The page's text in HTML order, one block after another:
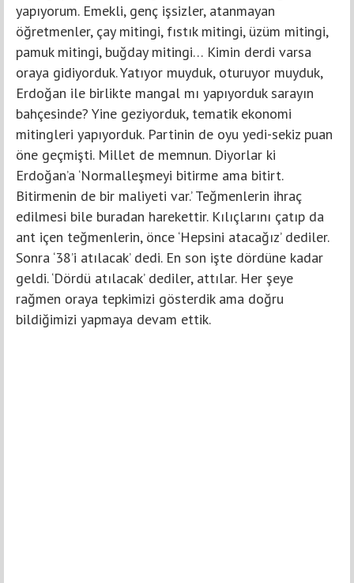
yapıyorum. Emekli, genç işsizler, atanmayan
öğretmenler, çay mitingi, fıstık mitingi, üzüm mitingi,
pamuk mitingi, buğday mitingi… Kimin derdi varsa
oraya gidiyorduk. Yatıyor muyduk, oturuyor muyduk,
Erdoğan ile birlikte mangal mı yapıyorduk sarayın
bahçesinde? Yine geziyorduk, tematik ekonomi
mitingleri yapıyorduk. Partinin de oyu yedi-sekiz puan
öne geçmişti. Millet de memnun. Diyorlar ki
Erdoğan’a ‘Normalleşmeyi bitirme ama bitirt.
Bitirmenin de bir maliyeti var.’ Teğmenlerin ihraç
edilmesi bile buradan harekettir. Kılıçlarını çatıp da
ant içen teğmenlerin, önce ‘Hepsini atacağız’ dediler.
Sonra ‘38’i atılacak’ dedi. En son işte dördüne kadar
geldi. ‘Dördü atılacak’ dediler, attılar. Her şeye
rağmen oraya tepkimizi gösterdik ama doğru
bildiğimizi yapmaya devam ettik.